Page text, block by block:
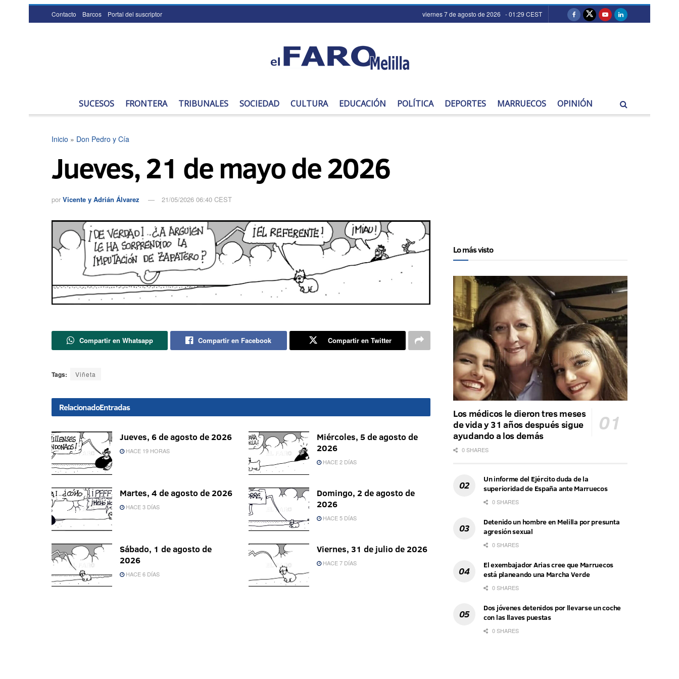
Contacto Barcos Portal del suscriptor viernes 7 de agosto de 2026 - 01:29 CEST
SUCESOS FRONTERA TRIBUNALES SOCIEDAD CULTURA EDUCACIÓN POLÍTICA DEPORTES MARRUECOS OPINIÓN
Inicio » Don Pedro y Cía
Jueves, 21 de mayo de 2026
por Vicente y Adrián Álvarez 21/05/2026 06:40 CEST
Compartir en Whatsapp Compartir en Facebook Compartir en Twitter
Tags: Viñeta
RelacionadoEntradas
Jueves, 6 de agosto de 2026
HACE 19 HORAS
Miércoles, 5 de agosto de
2026
HACE 2 DÍAS
Martes, 4 de agosto de 2026
HACE 3 DÍAS
Domingo, 2 de agosto de
2026
HACE 5 DÍAS
Sábado, 1 de agosto de
2026
HACE 6 DÍAS
Viernes, 31 de julio de 2026
HACE 7 DÍAS
Lo más visto
Los médicos le dieron tres meses
de vida y 31 años después sigue
ayudando a los demás
0 SHARES
Un informe del Ejército duda de la
superioridad de España ante Marruecos
0 SHARES
Detenido un hombre en Melilla por presunta
agresión sexual
0 SHARES
El exembajador Arias cree que Marruecos
está planeando una Marcha Verde
0 SHARES
Dos jóvenes detenidos por llevarse un coche
con las llaves puestas
0 SHARES